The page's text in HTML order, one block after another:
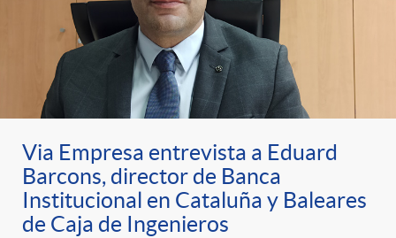
Via Empresa entrevista a Eduard
Barcons, director de Banca
Institucional en Cataluña y Baleares
de Caja de Ingenieros